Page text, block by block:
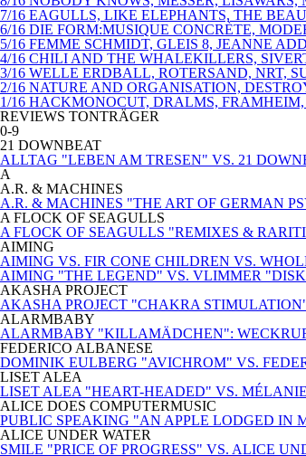
7/16 EAGULLS, LIKE ELEPHANTS, THE
6/16 DIE FORM:MUSIQUE CONCRÈTE,
5/16 FEMME SCHMIDT, GLEIS 8, JEANNE
4/16 CHILI AND THE WHALEKILLERS,
3/16 WELLE ERDBALL, ROTERSAND, NRT,
2/16 NATURE AND ORGANISATION,
1/16 HACKMONOCUT, DRALMS,
REVIEWS TONTRÄGER
0-9
21 DOWNBEAT
ALLTAG "LEBEN AM TRESEN" VS. 21
A
A.R. & MACHINES
A.R. & MACHINES "THE ART OF GERMAN
A FLOCK OF SEAGULLS
A FLOCK OF SEAGULLS "REMIXES &
AIMING
AIMING VS. FIR CONE CHILDREN VS.
AIMING "THE LEGEND" VS. VLIMMER
AKASHA PROJECT
AKASHA PROJECT "CHAKRA
ALARMBABY
ALARMBABY "KILLAMÄDCHEN":
FEDERICO ALBANESE
DOMINIK EULBERG "AVICHROM" VS.
LISET ALEA
LISET ALEA "HEART-HEADED" VS.
ALICE DOES COMPUTERMUSIC
PUBLIC SPEAKING "AN APPLE LODGED IN
ALICE UNDER WATER
SMILE "PRICE OF PROGRESS" VS. ALICE